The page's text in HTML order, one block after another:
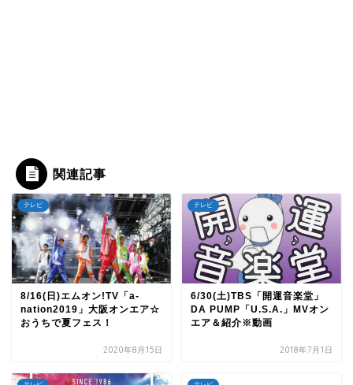
関連記事
テレビ
8/16(日)エムオン!TV「a-
nation2019」大阪オンエア☆
おうちで夏フェス！
2020年8月15日
テレビ
6/30(土)TBS「開運音楽堂」
DA PUMP「U.S.A.」MVオン
エア＆紹介※動画
2018年7月1日